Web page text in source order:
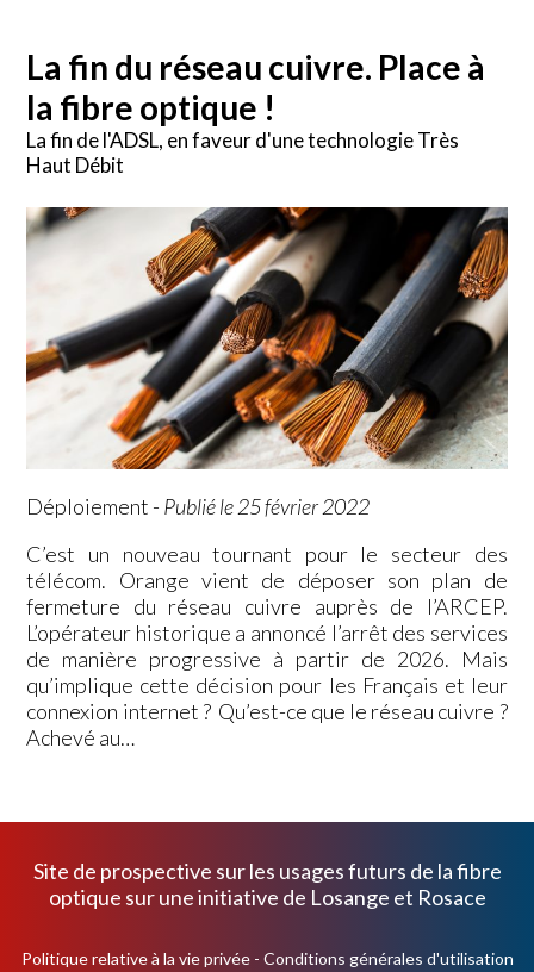
La fin du réseau cuivre. Place à
la fibre optique !
La fin de l'ADSL, en faveur d'une technologie Très
Haut Débit
Déploiement - Publié le 25 février 2022
C’est un nouveau tournant pour le secteur des
télécom. Orange vient de déposer son plan de
fermeture du réseau cuivre auprès de l’ARCEP.
L’opérateur historique a annoncé l’arrêt des services
de manière progressive à partir de 2026. Mais
qu’implique cette décision pour les Français et leur
connexion internet ? Qu’est-ce que le réseau cuivre ?
Achevé au…
Site de prospective sur les usages futurs de la fibre
optique sur une initiative de Losange et Rosace
Politique relative à la vie privée- Conditions générales d'utilisation